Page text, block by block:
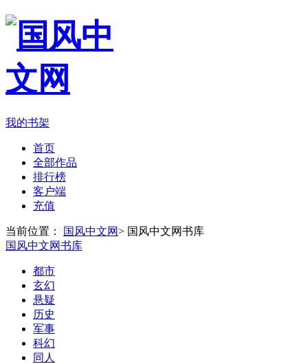
我的书架
首页
全部作品
排行榜
客户端
充值
当前位置： 国风中文网> 国风中文网书库
国风中文网书库
都市
玄幻
悬疑
历史
军事
科幻
同人